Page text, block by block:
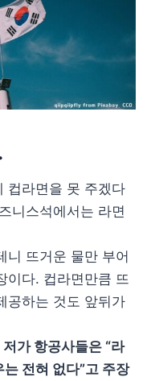
컵라면을 못 주겠다
니스석에서는 라면
니 뜨거운 물만 부어
이다. 컵라면만큼 뜨
공하는 것도 앞뒤가
저가 항공사들은 “라
전혀 없다”고 주장